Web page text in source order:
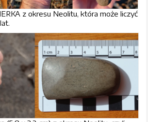
z okresu Neolitu, która może liczyć